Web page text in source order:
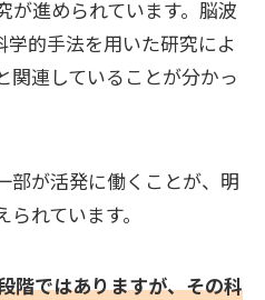
が進められています。脳波
的手法を用いた研究によ
関連していることが分かっ
部が活発に働くことが、明
れています。
階ではありますが、その科